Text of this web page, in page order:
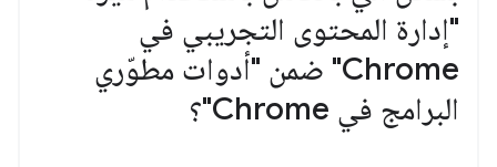
"إدارة المحتوى التجريبي في
Chrome" ضمن "أدوات مطوّري
البرامج في Chrome"؟